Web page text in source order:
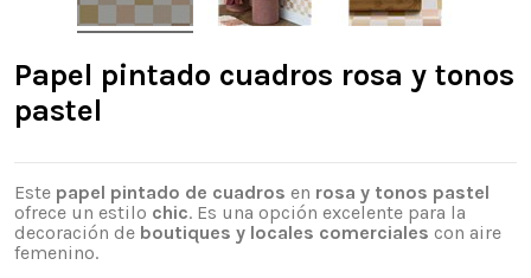
Papel pintado cuadros rosa y tonos
pastel
Este papel pintado de cuadros en rosa y tonos pastel
ofrece un estilo chic. Es una opción excelente para la
decoración de boutiques y locales comerciales con aire
femenino.